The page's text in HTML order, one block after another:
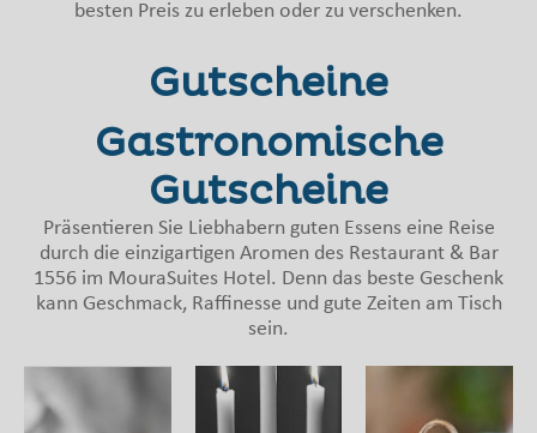
besten Preis zu erleben oder zu verschenken.
Gutscheine
Gastronomische
Gutscheine
Präsentieren Sie Liebhabern guten Essens eine Reise
durch die einzigartigen Aromen des Restaurant & Bar
1556 im MouraSuites Hotel. Denn das beste Geschenk
kann Geschmack, Raffinesse und gute Zeiten am Tisch
sein.